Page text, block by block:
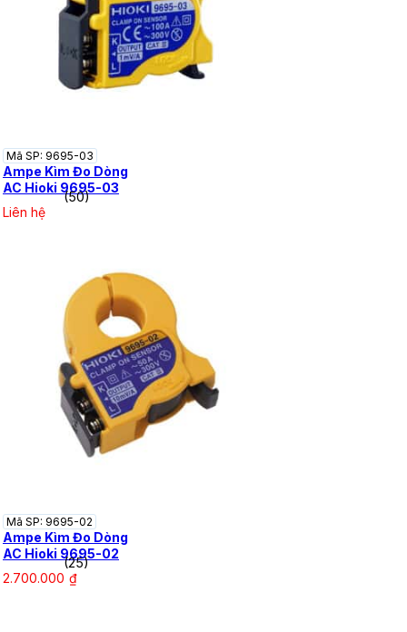
Mã SP: 9695-03
Ampe Kìm Đo Dòng
AC Hioki 9695-03
(50)
Liên hệ
Mã SP: 9695-02
Ampe Kìm Đo Dòng
AC Hioki 9695-02
(25)
2.700.000 ₫